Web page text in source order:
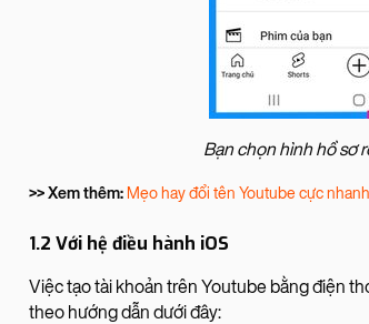
Bạn chọn hình hồ sơ
>> Xem thêm: Mẹo hay đổi tên Youtube cực
1.2 Với hệ điều hành iOS
Việc tạo tài khoản trên Youtube bằng điện
theo hướng dẫn dưới đây: